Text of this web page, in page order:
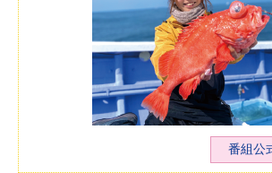
番組公